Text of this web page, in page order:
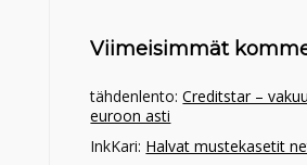
Viimeisimmät
tähdenlento:Creditstar –
euroon asti
InkKari: Halvat mustekasetit